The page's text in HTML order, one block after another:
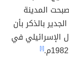
المدينة
بالذكر بأن
الإسرائيلي في
[١]